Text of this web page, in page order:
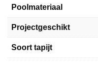
Poolmateriaal
Projectgeschikt
Soort tapijt